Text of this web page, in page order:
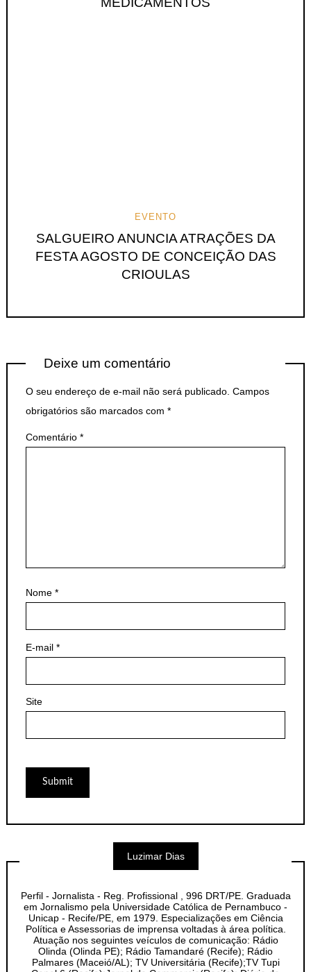
EVENTO
SALGUEIRO ANUNCIA ATRAÇÕES DA
FESTA AGOSTO DE CONCEIÇÃO DAS
CRIOULAS
Deixe um comentário
O seu endereço de e-mail não será publicado. Campos
obrigatórios são marcados com *
Comentário *
Nome *
E-mail *
Site
Luzimar Dias
Perfil - Jornalista - Reg. Profissional , 996 DRT/PE. Graduada
em Jornalismo pela Universidade Católica de Pernambuco -
Unicap - Recife/PE, em 1979. Especializações em Ciência
Política e Assessorias de imprensa voltadas à área política.
Atuação nos seguintes veículos de comunicação: Rádio
Olinda (Olinda PE); Rádio Tamandaré (Recife); Rádio
Palmares (Maceió/AL); TV Universitária (Recife);TV Tupi